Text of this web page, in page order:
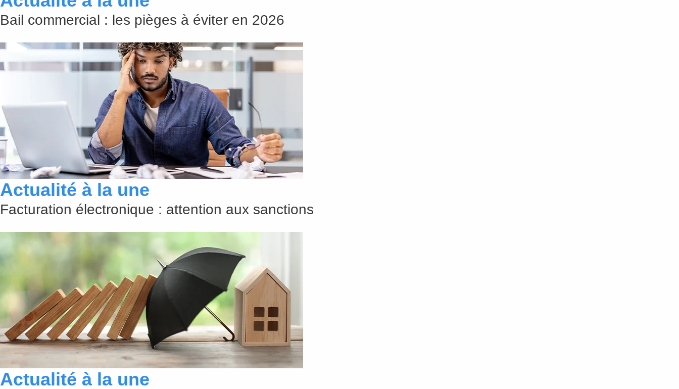
Bail commercial : les pièges à éviter en 2026
Actualité à la une
Facturation électronique : attention aux sanctions
Actualité à la une